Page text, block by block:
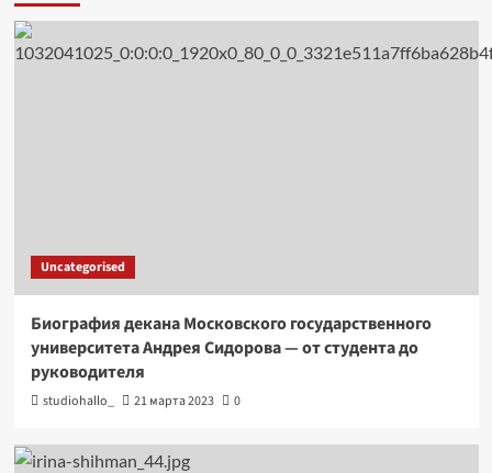
Uncategorised
Биография декана Московского государственного
университета Андрея Сидорова — от студента до
руководителя
studiohallo_ 21 марта 2023 0